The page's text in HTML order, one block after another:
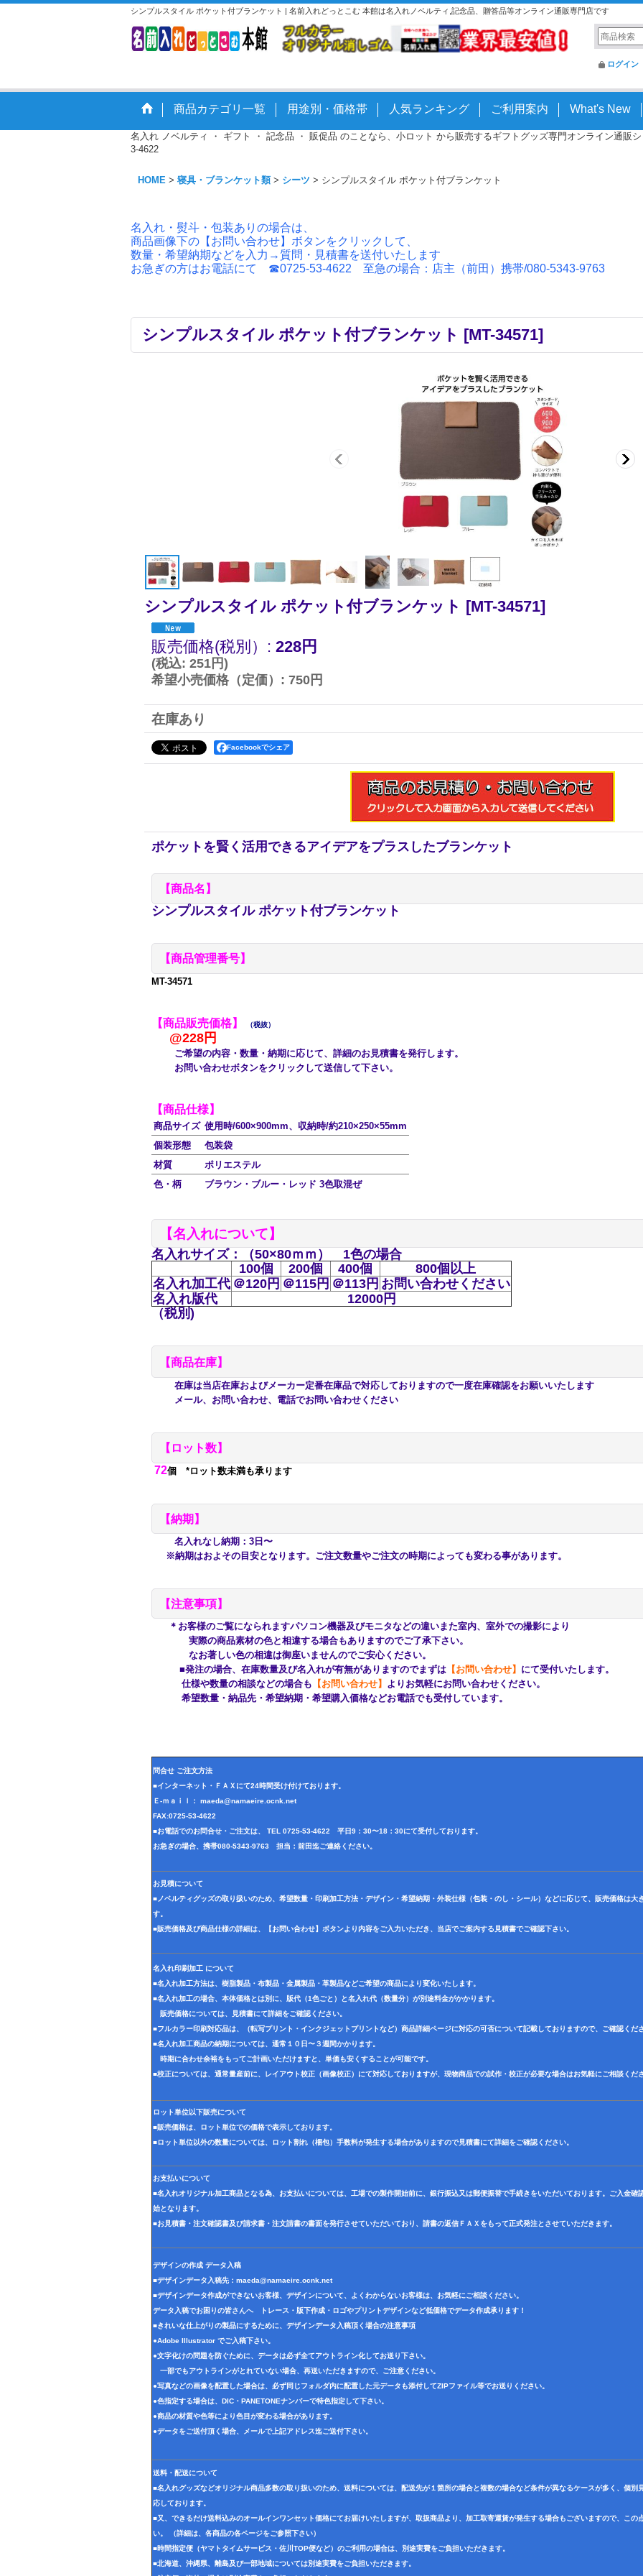
シンプルスタイル ポケット付ブランケット | 名前入れどっとこむ 本館は名入れノベルティ,記念品、贈答品等オンライン通販専門店です
ログイン
商品カテゴリ一覧 用途別・価格帯 人気ランキング ご利用案内 What's New
名入れ ノベルティ ・ ギフト ・ 記念品 ・ 販促品 のことなら、小ロット から販売するギフトグッズ専門オンライン通
3-4622
HOME > 寝具・ブランケット類 > シーツ > シンプルスタイル ポケット付ブランケット
名入れ・熨斗・包装ありの場合は、
商品画像下の【お問い合わせ】ボタンをクリックして、
数量・希望納期などを入力→質問・見積書を送付いたします
お急ぎの方はお電話にて ☎0725-53-4622 至急の場合：店主（前田）携帯/080-5343-9763
シンプルスタイル ポケット付ブランケット [MT-34571]
シンプルスタイル ポケット付ブランケット [MT-34571]
販売価格(税別） : 228円
(税込: 251円)
希望小売価格（定価） : 750円
在庫あり
Facebookでシェア
ポケットを賢く活用できるアイデアをプラスしたブランケット
【商品名】
シンプルスタイル ポケット付ブランケット
【商品管理番号】
MT-34571
【商品販売価格】 （税抜）
@228円
ご希望の内容・数量・納期に応じて、詳細のお見積書を発行します。
お問い合わせボタンをクリックして送信して下さい。
【商品仕様】
商品サイズ 使用時/600×900mm、収納時/約210×250×55mm
個装形態
包装袋
材質
ポリエステル
色・柄
ブラウン・ブルー・レッド 3色取混ぜ
【名入れについて】
名 入れサイズ：（50×80ｍｍ） 1色の場合
100個
200個 400個
800個以上
名入れ加工代 ＠120円 ＠115 円 ＠113円 お問い合わせください
名入れ版代
12000円
（税別)
【商品在庫】
在庫は当店在庫およびメーカー定番在庫品で対応しておりますので一度在庫確認をお願いいたします
メール、お問い合わせ、電話でお問い合わせください
【ロット数】
72個 *ロット数未満も承ります
【納期】
名入れなし納期：3日〜
※納期はおよその目安となります。ご注文数量やご注文の時期によっても変わる事があります。
【注意事項】
＊お客様のご覧になられますパソコン機器及びモニタなどの違いまた室内、室外での撮影により
実際の商品素材の色と相違する場合もありますのでご了承下さい。
なお著しい色の相違は御座いませんのでご安心ください。
■発注の場合、在庫数量及び名入れが有無がありますのでまずは 【お問い合わせ】 にて受付いたします。
仕様や数量の相談などの場合も 【お問い合わせ】 よりお気軽にお問い合わせください。
希望数量・納品先・希望納期・希望購入価格などお電話でも受付しています。
問合せ ご注文方法
■インターネット・ＦＡＸにて24時間受け付けております。
Ｅ-ｍａｉｌ： maeda@namaeire.ocnk.net
FAX:0725-53-4622
■お電話でのお問合せ・ご注文は、 TEL 0725-53-4622 平日9：30〜18：30にて受付しております。
お急ぎの場合、携帯080-5343-9763 担当：前田迄ご連絡ください。
お見積について
■ノベルティグッズの取り扱いのため、希望数量・印刷加工方法・デザイン・希望納期・外装仕様（包装・のし・シール）などに応じて、販売価格は大
す。
■販売価格及び商品仕様の詳細は、【お問い合わせ】ボタンより内容をご入力いただき、当店でご案内する見積書でご確認下さい。
名入れ印刷加工 について
■名入れ加工方法は、樹脂製品・布製品・金属製品・革製品などご希望の商品により変化いたします。
■名入れ加工の場合、本体価格とは別に、版代（1色ごと）と名入れ代（数量分）が別途料金がかかります。
販売価格については、見積書にて詳細をご確認ください。
■フルカラー印刷対応品は、（転写プリント・インクジェットプリントなど）商品詳細ページに対応の可否について記載しておりますので、ご確認くださ
■名入れ加工商品の納期については、通常１０日〜３週間かかります。
時期に合わせ余裕をもってご計画いただけますと、単価も安くすることが可能です。
■校正については、通常量産前に、レイアウト校正（画像校正）にて対応しておりますが、現物商品での試作・校正が必要な場合はお気軽にご相談くださ
ロット単位以下販売について
■販売価格は、ロット単位での価格で表示しております。
■ロット単位以外の数量については、ロット割れ（梱包）手数料が発生する場合がありますので見積書にて詳細をご確認ください。
お支払いについて
■名入れオリジナル加工商品となる為、お支払いについては、工場での製作開始前に、銀行振込又は郵便振替で手続きをいただいております。ご入金確
始となります。
■お見積書・注文確認書及び請求書・注文請書の書面を発行させていただいており、請書の返信ＦＡＸをもって正式発注とさせていただきます。
デザインの作成 データ入稿
■デザインデータ入稿先： maeda@namaeire.ocnk.net
■デザインデータ作成ができないお客様、デザインについて、よくわからないお客様は、お気軽にご相談ください。
データ入稿でお困りの皆さんへ トレース・版下作成・ロゴやプリントデザインなど低価格でデータ作成承ります！
■きれいな仕上がりの製品にするために、デザインデータ入稿頂く場合の注意事項
●Adobe Illustrator でご入稿下さい。
●文字化けの問題を防ぐために、データは必ず全てアウトライン化してお送り下さい。
一部でもアウトラインがとれていない場合、再送いただきますので、ご注意ください。
●写真などの画像を配置した場合は、必ず同じフォルダ内に配置した元データも添付してZIPファイル等でお送りください。
●色指定する場合は、DIC・PANETONEナンバーで特色指定して下さい。
●商品の材質や色等により色目が変わる場合があります。
●データをご送付頂く場合、メールで上記アドレス迄ご送付下さい。
送料・配送について
■名入れグッズなどオリジナル商品多数の取り扱いのため、送料については、配送先が１箇所の場合と複数の場合など条件が異なるケースが多く、個別
応しております。
■又、できるだけ送料込みのオールインワンセット価格にてお届けいたしますが、取扱商品より、加工取寄運賃が発生する場合もございますので、この
い。 （詳細は、各商品の各ページをご参照下さい）
■時間指定便（ヤマトタイムサービス・佐川TOP便など）のご利用の場合は、別途実費をご負担いただきます。
■北海道、沖縄県、離島及び一部地域については別途実費をご負担いただきます。